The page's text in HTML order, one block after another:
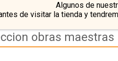
Algunos de
de visitar la tienda y
obras maestras